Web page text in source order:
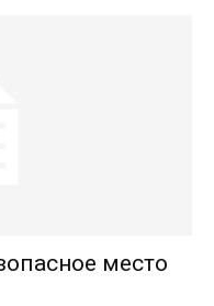
место